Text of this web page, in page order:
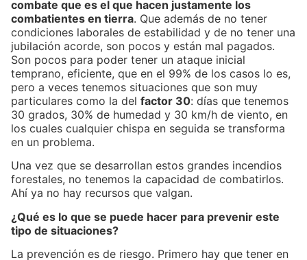
combate que es el que hacen justamente los
combatientes en tierra. Que además de no tener
condiciones laborales de estabilidad y de no tener una
jubilación acorde, son pocos y están mal pagados.
Son pocos para poder tener un ataque inicial
temprano, eficiente, que en el 99% de los casos lo es,
pero a veces tenemos situaciones que son muy
particulares como la del factor 30: días que tenemos
30 grados, 30% de humedad y 30 km/h de viento, en
los cuales cualquier chispa en seguida se transforma
en un problema.
Una vez que se desarrollan estos grandes incendios
forestales, no tenemos la capacidad de combatirlos.
Ahí ya no hay recursos que valgan.
¿Qué es lo que se puede hacer para prevenir este
tipo de situaciones?
La prevención es de riesgo. Primero hay que tener en